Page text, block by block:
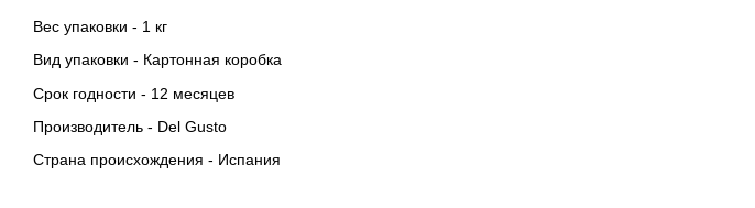
Вес упаковки - 1 кг
Вид упаковки - Картонная коробка
Срок годности - 12 месяцев
Производитель - Del Gusto
Страна происхождения - Испания